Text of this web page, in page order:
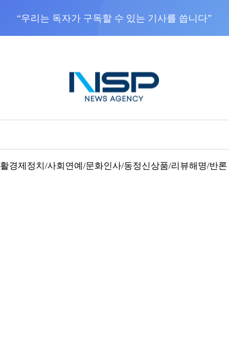
경제 정치/사회 연예/문화인사/동정신상품/리뷰해명/반론